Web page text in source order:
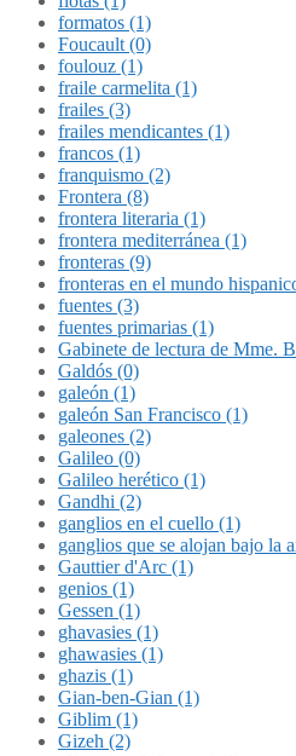
formatos (1)
Foucault (0)
foulouz (1)
fraile carmelita (1)
frailes (3)
frailes mendicantes (1)
francos (1)
franquismo (2)
Frontera (8)
frontera literaria (1)
frontera mediterránea (1)
fronteras (9)
fronteras en el mundo
fuentes (3)
fuentes primarias (1)
Gabinete de lectura de Mme.
Galdós (0)
galeón (1)
galeón San Francisco (1)
galeones (2)
Galileo (0)
Galileo herético (1)
Gandhi (2)
ganglios en el cuello (1)
ganglios que se alojan bajo la
Gauttier d'Arc (1)
genios (1)
Gessen (1)
ghavasies (1)
ghawasies (1)
ghazis (1)
Gian-ben-Gian (1)
Giblim (1)
Gizeh (2)